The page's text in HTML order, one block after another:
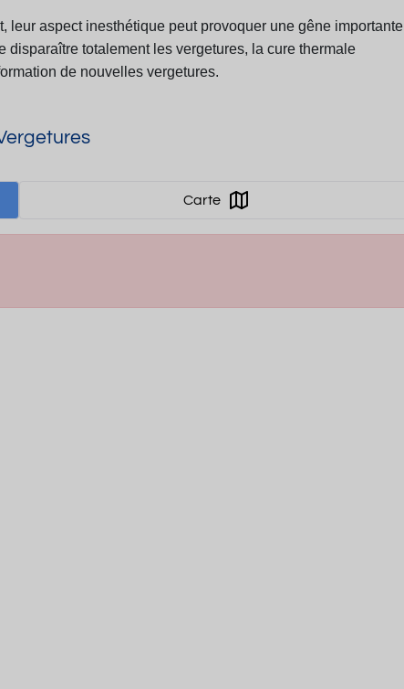
leur aspect inesthétique peut provoquer une gêne importante
disparaître totalement les vergetures, la cure thermale
de nouvelles vergetures.
Carte